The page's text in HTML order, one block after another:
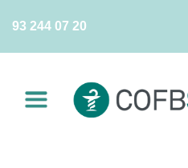
93 244 07 20